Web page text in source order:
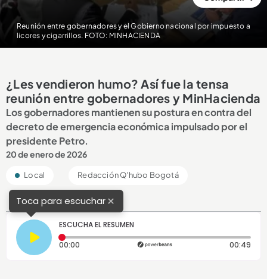
Reunión entre gobernadores y el Gobierno nacional por impuesto a
licores y cigarrillos. FOTO: MINHACIENDA
¿Les vendieron humo? Así fue la tensa
reunión entre gobernadores y MinHacienda
Los gobernadores mantienen su postura en contra del
decreto de emergencia económica impulsado por el
presidente Petro.
20 de enero de 2026
Local Redacción Q'hubo Bogotá
Toca para escuchar×
ESCUCHA EL RESUMEN
00:00 Tiempo transcurrido: 0 segundos 00:49